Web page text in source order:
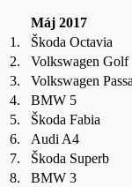
Máj 2017
1.
Škoda Octavia
2.
Volkswagen Golf
3.
Volkswagen
4.
BMW 5
5.
Škoda Fabia
6.
Audi A4
7.
Škoda Superb
8.
BMW 3